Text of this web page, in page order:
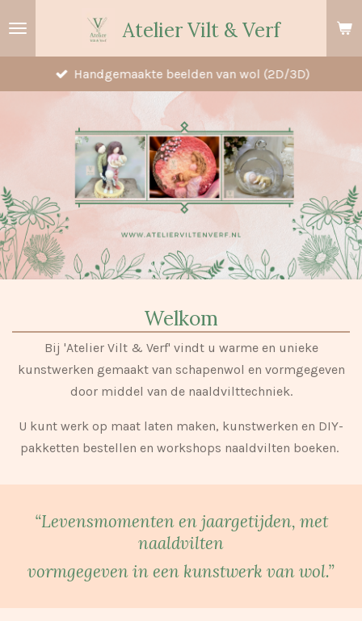
Atelier Vilt & Verf
Handgemaakte beelden van wol (2D/3D)
Welkom
Bij 'Atelier Vilt & Verf' vindt u warme en unieke
kunstwerken gemaakt van schapenwol en vormgegeven
door middel van de naaldvilttechniek.
U kunt werk op maat laten maken, kunstwerken en DIY-
pakketten bestellen en workshops naaldvilten boeken.
“Levensmomenten en jaargetijden, met
naaldvilten
vormgegeven in een kunstwerk van wol.”